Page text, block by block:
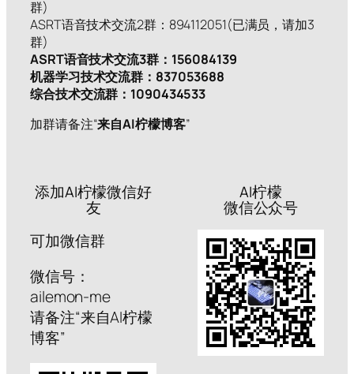
群)
ASRT语音技术交流2群：894112051(已满员，请加3
群)
ASRT语音技术交流3群：156084139
机器学习技术交流群：837053688
综合技术交流群：1090434533
加群请备注“来自AI柠檬博客”
添加AI柠檬微信好
友
可加微信群
微信号：
ailemon-me
请备注“来自AI柠檬
博客”
AI柠檬
微信公众号